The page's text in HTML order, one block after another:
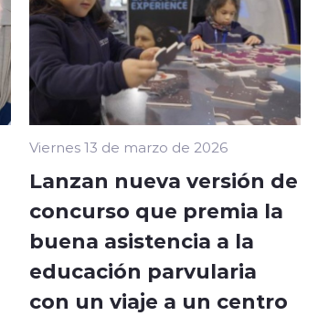
Viernes 13 de marzo de 2026
Lanzan nueva versión de
concurso que premia la
buena asistencia a la
educación parvularia
con un viaje a un centro